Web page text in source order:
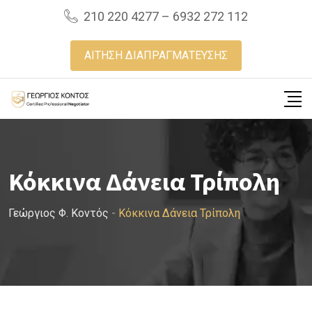
210 220 4277 – 6932 272 112
ΑΙΤΗΣΗ ΔΙΑΠΡΑΓΜΑΤΕΥΣΗΣ
Κόκκινα Δάνεια Τρίπολη
Γεώργιος Φ. Κοντός - Κόκκινα Δάνεια Τρίπολη